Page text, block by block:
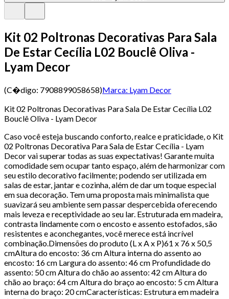
Kit 02 Poltronas Decorativas Para Sala
De Estar Cecília L02 Bouclê Oliva -
Lyam Decor
(C�digo: 7908899058658)Marca: Lyam Decor
Kit 02 Poltronas Decorativas Para Sala De Estar Cecília L02
Bouclê Oliva - Lyam Decor
Caso você esteja buscando conforto, realce e praticidade, o Kit
02 Poltronas Decorativa Para Sala de Estar Cecília - Lyam
Decor vai superar todas as suas expectativas! Garante muita
comodidade sem ocupar tanto espaço, além de harmonizar com
seu estilo decorativo facilmente; podendo ser utilizada em
salas de estar, jantar e cozinha, além de dar um toque especial
em sua decoração. Tem uma proposta mais minimalista que
suavizará seu ambiente sem passar despercebida oferecendo
mais leveza e receptividade ao seu lar. Estruturada em madeira,
contrasta lindamente com o encosto e assento estofados, são
resistentes e aconchegantes, você merece está incrível
combinação.Dimensões do produto (L x A x P)61 x 76 x 50,5
cmAltura do encosto: 36 cm Altura interna do assento ao
encosto: 16 cm Largura do assento: 46 cm Profundidade do
assento: 50 cm Altura do chão ao assento: 42 cm Altura do
chão ao braço: 64 cm Altura do braço ao encosto: 5 cm Altura
interna do braço: 20 cmCaracterísticas: Estrutura em madeira